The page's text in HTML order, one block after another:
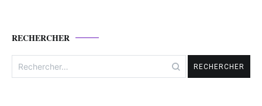
RECHERCHER